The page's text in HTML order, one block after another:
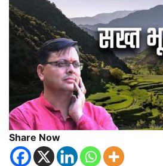
Share Now